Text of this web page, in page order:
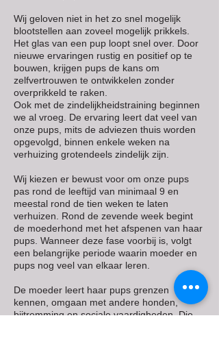
Wij geloven niet in het zo snel mogelijk
blootstellen aan zoveel mogelijk prikkels.
Het glas van een pup loopt snel over. Door
nieuwe ervaringen rustig en positief op te
bouwen, krijgen pups de kans om
zelfvertrouwen te ontwikkelen zonder
overprikkeld te raken.
Ook met de zindelijkheidstraining beginnen
we al vroeg. De ervaring leert dat veel van
onze pups, mits de adviezen thuis worden
opgevolgd, binnen enkele weken na
verhuizing grotendeels zindelijk zijn.
Wij kiezen er bewust voor om onze pups
pas rond de leeftijd van minimaal 9 en
meestal rond de tien weken te laten
verhuizen. Rond de zevende week begint
de moederhond met het afspenen van haar
pups. Wanneer deze fase voorbij is, volgt
een belangrijke periode waarin moeder en
pups nog veel van elkaar leren.
De moeder leert haar pups grenzen
kennen, omgaan met andere honden,
bijtremming en sociale vaardigheden. Die